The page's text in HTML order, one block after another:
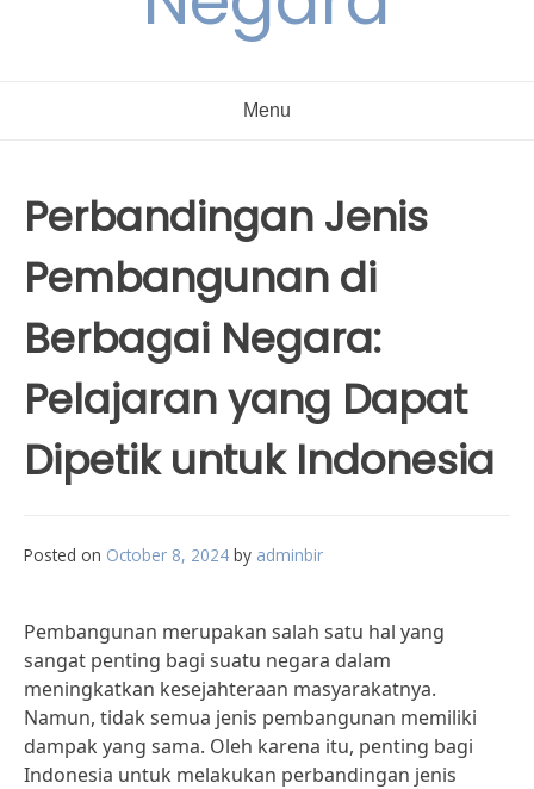
Menu
Perbandingan Jenis
Pembangunan di
Berbagai Negara:
Pelajaran yang Dapat
Dipetik untuk Indonesia
Posted on October 8, 2024 by adminbir
Pembangunan merupakan salah satu hal yang
sangat penting bagi suatu negara dalam
meningkatkan kesejahteraan masyarakatnya.
Namun, tidak semua jenis pembangunan memiliki
dampak yang sama. Oleh karena itu, penting bagi
Indonesia untuk melakukan perbandingan jenis